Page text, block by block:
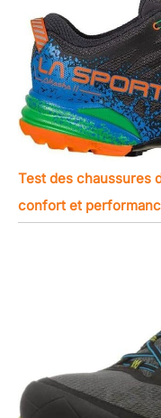
Test des chaussures
confort et